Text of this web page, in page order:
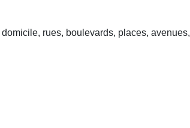
rues, boulevards, places, avenues,